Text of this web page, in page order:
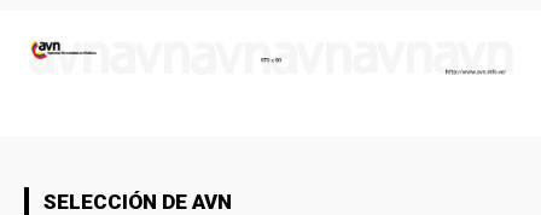
SELECCIÓN DE AVN